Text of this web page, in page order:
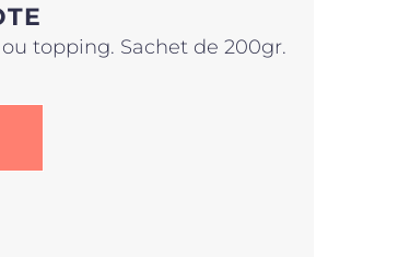
topping. Sachet de 200gr.